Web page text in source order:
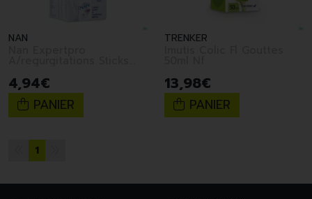
NAN
4,94€
PANIER
TRENKER
13,98€
PANIER
1